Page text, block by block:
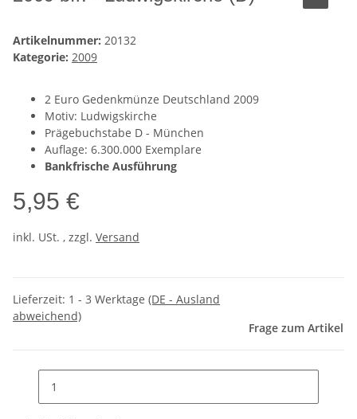
Artikelnummer: 20132
Kategorie: 2009
2 Euro Gedenkmünze Deutschland 2009
Motiv: Ludwigskirche
Prägebuchstabe D - München
Auflage: 6.300.000 Exemplare
Bankfrische Ausführung
5,95 €
inkl. USt. , zzgl. Versand
Lieferzeit: 1 - 3 Werktage (DE - Ausland
abweichend)
Frage zum Artikel